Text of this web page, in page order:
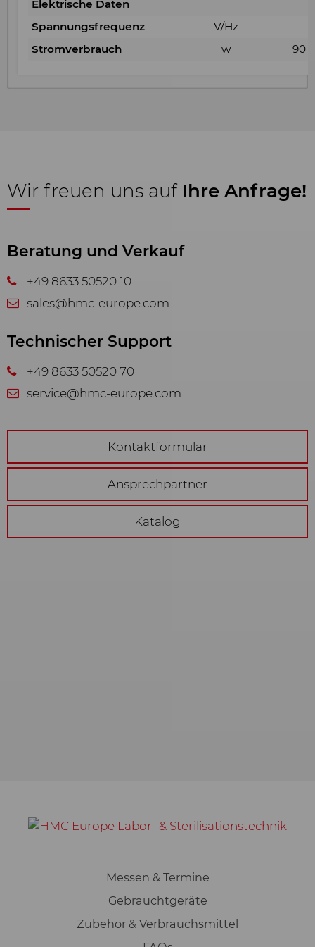
und Leistungsfähigkeit unserer
Webseiten ständig verbessern. Aus
diesem Grund nutzen wir Analyse-
(auch Cookies) von ausgewählten
Social-Media-Seiten besonders auf
Sie zugeschnittene Inhalte und
Diese Inhalte werden auf Basis Ihres
und angezeigt: YouTube Video
Elektrische Daten
Spannungsfrequenz
V/Hz
Stromverbrauch
w 90
Wir freuen uns auf Ihre Anfrage!
Beratung und Verkauf
+49 8633 50520 10
sales@hmc-europe.com
Technischer Support
+49 8633 50520 70
service@hmc-europe.com
Kontaktformular
Ansprechpartner
Katalog
Messen & Termine
Gebrauchtgeräte
Zubehör & Verbrauchsmittel